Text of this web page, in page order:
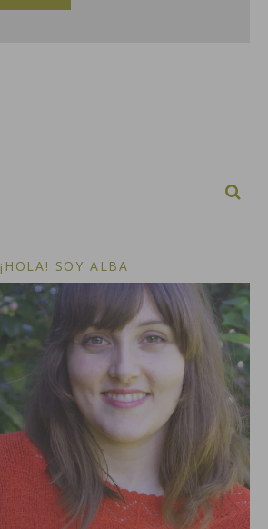
¡HOLA! SOY ALBA